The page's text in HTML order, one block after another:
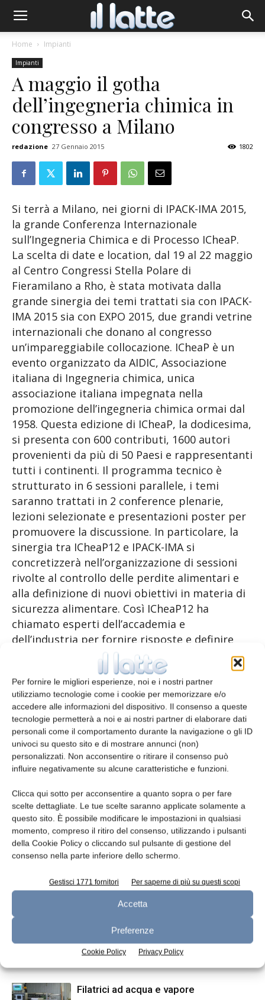
Per fornire le migliori esperienze, noi e i nostri partner
utilizziamo tecnologie come i cookie per memorizzare e/o
accedere alle informazioni del dispositivo. Il consenso a queste
tecnologie permetterà a noi e ai nostri partner di elaborare dati
personali come il comportamento durante la navigazione o gli ID
univoci su questo sito e di mostrare annunci (non)
personalizzati. Non acconsentire o ritirare il consenso può
influire negativamente su alcune caratteristiche e funzioni.
Clicca qui sotto per acconsentire a quanto sopra o per fare
scelte dettagliate. Le tue scelte saranno applicate solamente a
questo sito. È possibile modificare le impostazioni in qualsiasi
momento, compreso il ritiro del consenso, utilizzando i pulsanti
della Cookie Policy o cliccando sul pulsante di gestione del
consenso nella parte inferiore dello schermo.
Gestisci 1771 fornitori Per saperne di più su questi scopi
Accetta
Preferenze
Cookie Policy Privacy Policy
Home Impianti
Impianti
A maggio il gotha
dell’ingegneria chimica in
congresso a Milano
redazione 27 Gennaio 2015 1802
Si terrà a Milano, nei giorni di IPACK-IMA 2015,
la grande Conferenza Internazionale
sull’Ingegneria Chimica e di Processo ICheaP.
La scelta di date e location, dal 19 al 22 maggio
al Centro Congressi Stella Polare di
Fieramilano a Rho, è stata motivata dalla
grande sinergia dei temi trattati sia con IPACK-
IMA 2015 sia con EXPO 2015, due grandi vetrine
internazionali che donano al congresso
un’impareggiabile collocazione. ICheaP è un
evento organizzato da AIDIC, Associazione
italiana di Ingegneria chimica, unica
associazione italiana impegnata nella
promozione dell’ingegneria chimica ormai dal
1958. Questa edizione di ICheaP, la dodicesima,
si presenta con 600 contributi, 1600 autori
provenienti da più di 50 Paesi e rappresentanti
tutti i continenti. Il programma tecnico è
strutturato in 6 sessioni parallele, i temi
saranno trattati in 2 conference plenarie,
lezioni selezionate e presentazioni poster per
promuovere la discussione. In particolare, la
sinergia tra ICheaP12 e IPACK-IMA si
concretizzerà nell’organizzazione di sessioni
rivolte al controllo delle perdite alimentari e
alla definizione di nuovi obiettivi in materia di
sicurezza alimentare. Così ICheaP12 ha
chiamato esperti dell’accademia e
dell’industria per fornire risposte e definire
soluzioni a queste decisive questioni dal punto
di vista dell’ingegneria chimica.
TAGS ingegneria chimica
Articolo precedente
Elopak festeggia il centenario
del brevetto di Pure-Pak®
Articolo successivo
In Germania il polo Arla dei
prodotti a lunga conservazione
ALTRO DALL'AUTORE
Software per il controllo dei processi
Filatrici ad acqua e vapore